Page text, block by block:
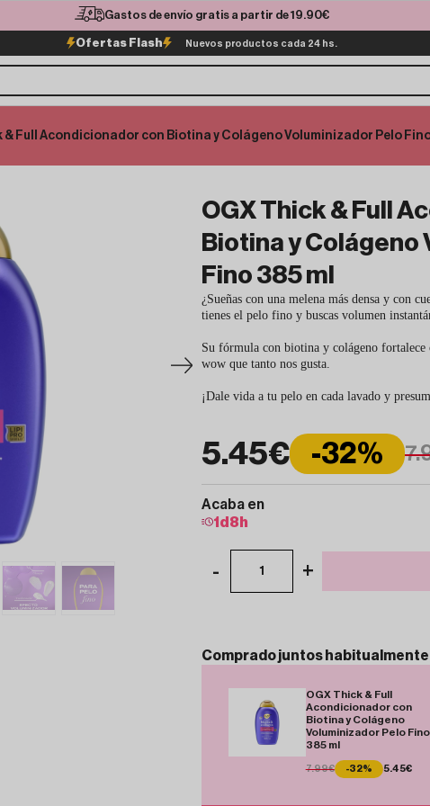
Gastos de envío gratis a partir de 19.90€
Ofertas Flash Nuevos productos cada 24 hs.
& Full Acondicionador con Biotina y Colágeno Voluminizador Pelo Fino
OGX Thick & Full
Biotina y Colágeno
Fino 385 ml
¿Sueñas con una melena más densa y con
tienes el pelo fino y buscas volumen
Su fórmula con biotina y colágeno fortalece
wow que tanto nos gusta.
¡Dale vida a tu pelo en cada lavado y
5.45€ -32%
Acaba en
1 d 8 h
- 1 +
Compradojuntos habitualmente
OGX Thick & Full
Acondicionador con
Biotina y Colágeno
Voluminizador Pelo Fino
385 ml
7.99€ -32% 5.45€